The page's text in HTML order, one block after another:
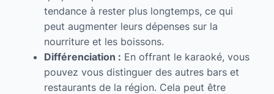
tendance à rester plus longtemps, ce qui
peut augmenter leurs dépenses sur la
nourriture et les boissons.
Différenciation : En offrant le karaoké, vous
pouvez vous distinguer des autres bars et
restaurants de la région. Cela peut être